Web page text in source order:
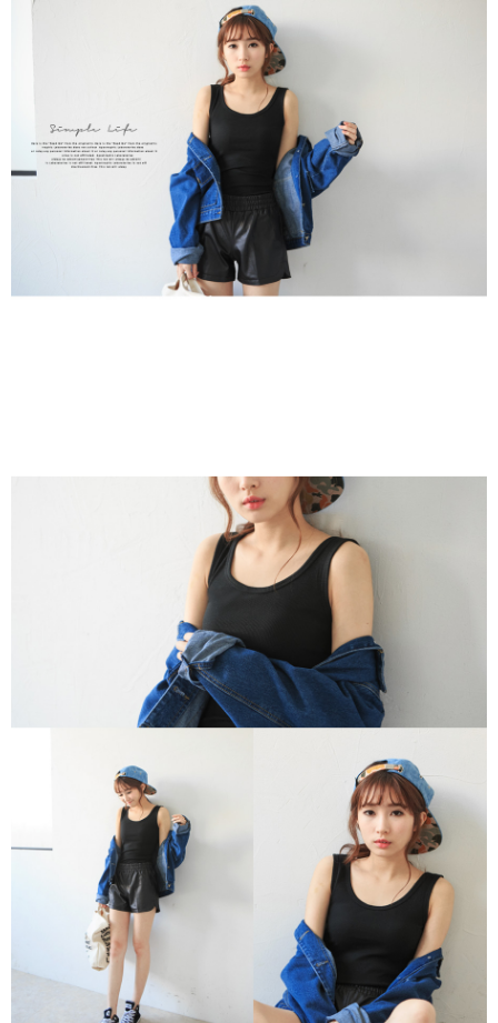
１．透過由恩沛科技股份有限公司提供之「AFTEE先享後付」服務完成之交
易，需依本服務之必要範圍內提供個人資料，並將交易相關給付款項請求債
權轉讓予恩沛科技股份有限公司。
２．關於個人資料處理事宜，請瀏覽以下網址：
https://aftee.tw/terms/#terms3
３．未成年的使用者請事先徵得法定代理人或監護人之同意方可使用
「AFTEE先享後付」，若未經同意申辦者引起之損失，本公司不負相關責
任。
４．使用「AFTEE先享後付」時，將依據個別帳號之用戶狀況，依本公司即
時審查核予不同之上限額度；若仍有額度不足之情形，本公司將視審查結果
請求用戶進行身份認證。
５．嚴禁一人註冊多個帳號或使用他人資訊註冊。若發現惡意使用之情形，
恩沛科技股份有限公司將有權停止該用戶之使用額度並採取法律行動。
每筆NT$85，滿NT$799(含以上)免運費